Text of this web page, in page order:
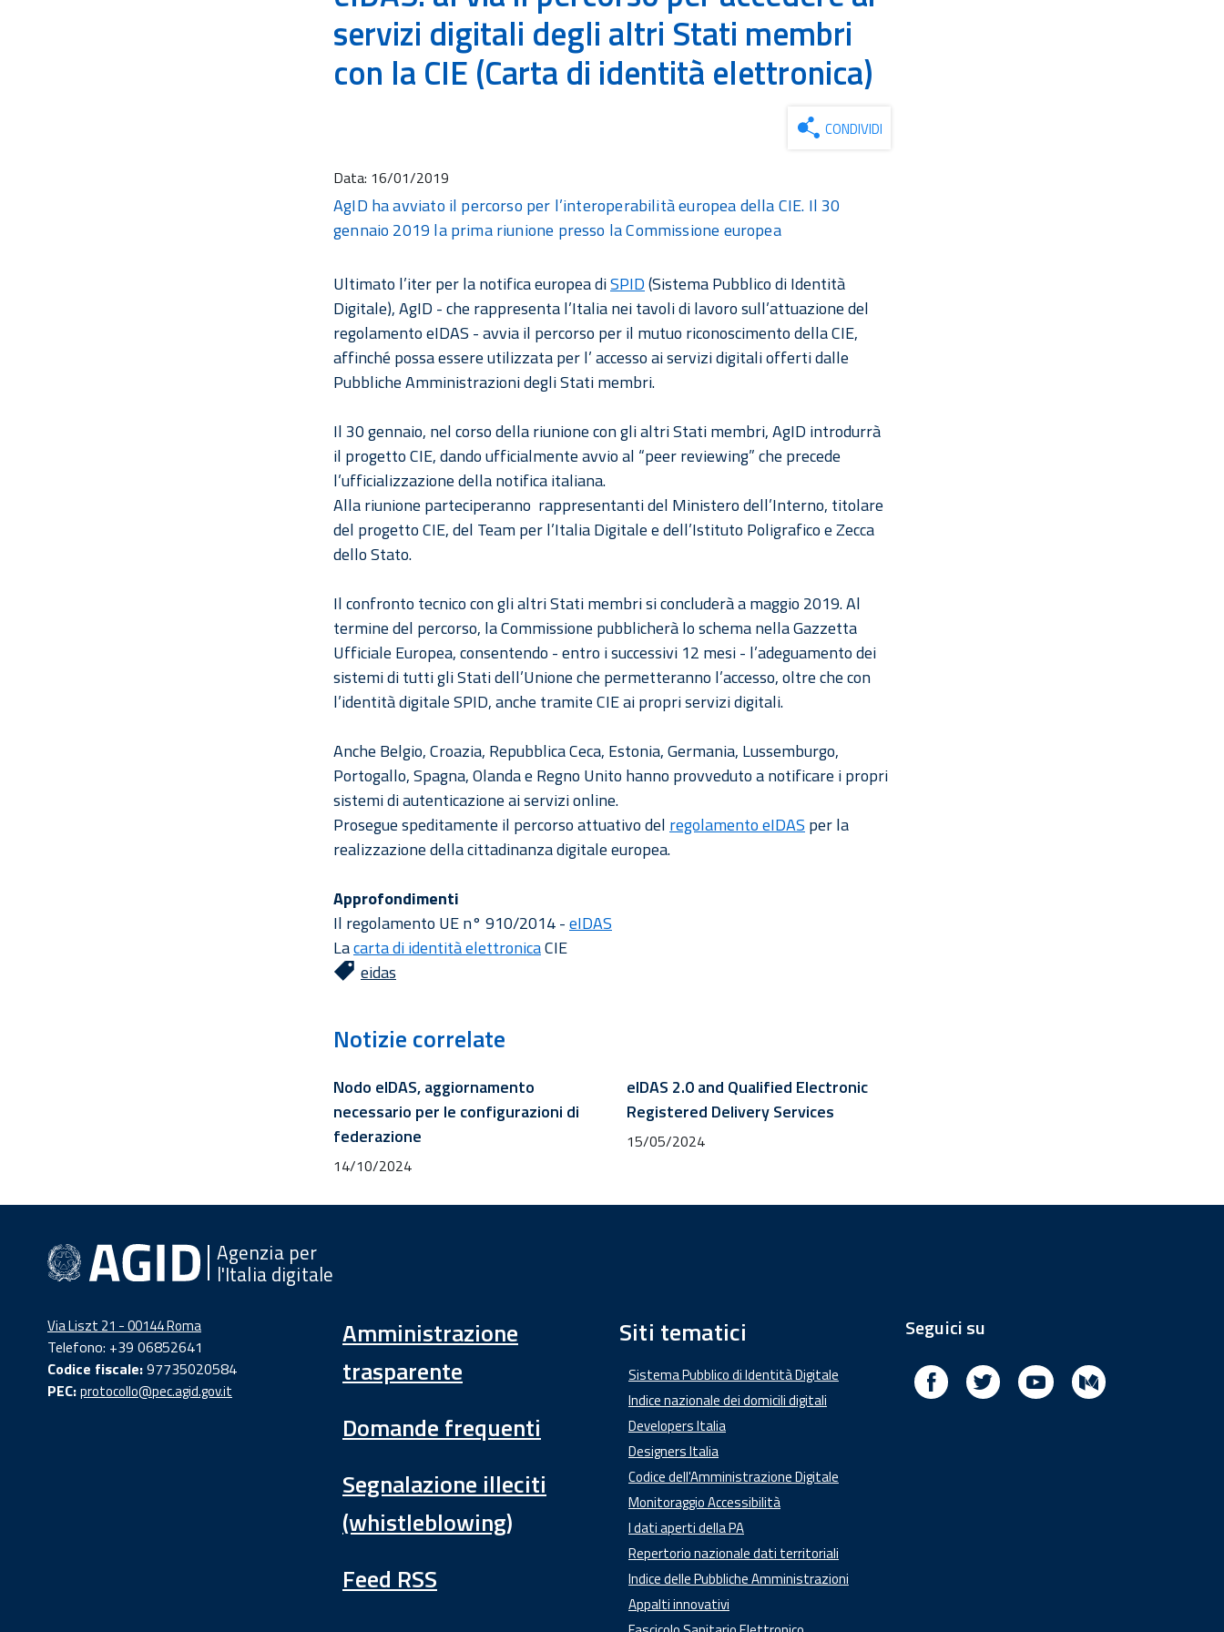
servizi digitali degli altri Stati membri
con la CIE (Carta di identità elettronica)
CONDIVIDI
Data: 16/01/2019
AgID ha avviato il percorso per l’interoperabilità europea della CIE. Il 30
gennaio 2019 la prima riunione presso la Commissione europea
Ultimato l’iter per la notifica europea diSPID(Sistema Pubblico di Identità
Digitale), AgID - che rappresenta l’Italia nei tavoli di lavoro sull’attuazione del
regolamento eIDAS - avvia il percorso per il mutuo riconoscimento della CIE,
affinché possa essere utilizzata per l’ accesso ai servizi digitali offerti dalle
Pubbliche Amministrazioni degli Stati membri.
Il 30 gennaio, nel corso della riunione con gli altri Stati membri, AgID introdurrà
il progetto CIE, dando ufficialmente avvio al “peer reviewing” che precede
l’ufficializzazione della notifica italiana.
Alla riunione parteciperanno rappresentanti del Ministero dell’Interno, titolare
del progetto CIE, del Team per l’Italia Digitale e dell’Istituto Poligrafico e Zecca
dello Stato.
Il confronto tecnico con gli altri Stati membri si concluderà a maggio 2019. Al
termine del percorso, la Commissione pubblicherà lo schema nella Gazzetta
Ufficiale Europea, consentendo - entro i successivi 12 mesi - l’adeguamento dei
sistemi di tutti gli Stati dell’Unione che permetteranno l’accesso, oltre che con
l’identità digitale SPID, anche tramite CIE ai propri servizi digitali.
Anche Belgio, Croazia, Repubblica Ceca, Estonia, Germania, Lussemburgo,
Portogallo, Spagna, Olanda e Regno Unito hanno provveduto a notificare i propri
sistemi di autenticazione ai servizi online.
Prosegue speditamente il percorso attuativo del regolamento eIDAS per la
realizzazione della cittadinanza digitale europea.
Approfondimenti
Il regolamento UE n° 910/2014 -eIDAS
Lacarta di identità elettronicaCIE
eidas
Notizie correlate
Nodo eIDAS, aggiornamento
necessario per le configurazioni di
federazione
14/10/2024
eIDAS 2.0 and Qualified Electronic
Registered Delivery Services
15/05/2024
Agenzia per
l'Italia digitale
Via Liszt 21 - 00144 Roma
Telefono: +39 06852641
Codice fiscale:97735020584
PEC:protocollo@pec.agid.gov.it
Amministrazione
trasparente
Domande frequenti
Segnalazione illeciti
(whistleblowing)
Feed RSS
Siti tematici
Sistema Pubblico di Identità Digitale
Indice nazionale dei domicili digitali
Developers Italia
Designers Italia
Codice dell'Amministrazione Digitale
Monitoraggio Accessibilità
I dati aperti della PA
Repertorio nazionale dati territoriali
Indice delle Pubbliche Amministrazioni
Appalti innovativi
Seguici su
Facebook Twitter Youtube